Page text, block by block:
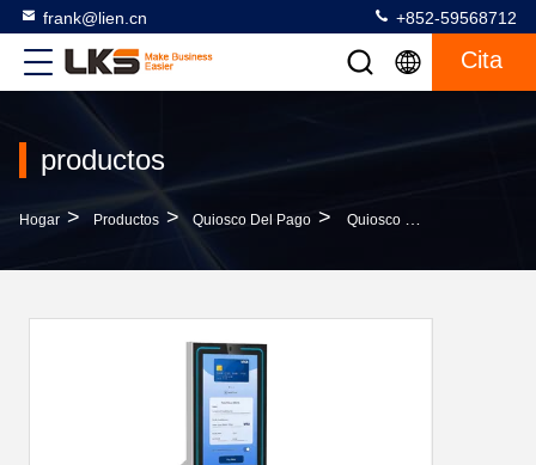
frank@lien.cn +852-59568712
Cita
productos
Hogar > Productos > Quiosco Del Pago > Quiosco De Pago Con Pantalla Táctil De 32 Pulgadas Con Aceptador De Efectivo Y Cambio, Compatible Con Lector De Tarjetas De Crédito